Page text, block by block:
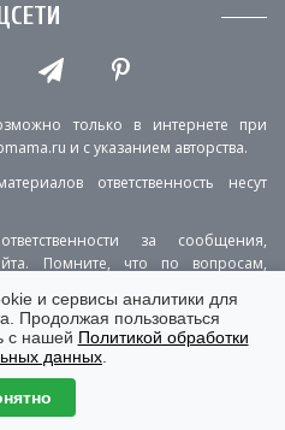
только в интернете при
и с указанием авторства.
ответственность несут
за сообщения,
Помните, что по вопросам,
КОНТАКТЫ
и сервисы аналитики для
Продолжая пользоваться
с нашей Политикой обработки
данных